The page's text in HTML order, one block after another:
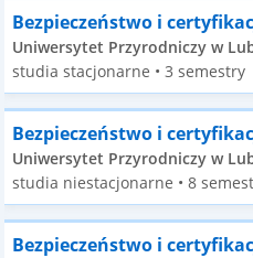
Bezpieczeństwo i
Uniwersytet Przyrodniczy w
studia stacjonarne • 3 semestry
Bezpieczeństwo i
Uniwersytet Przyrodniczy w
studia niestacjonarne • 8
Bezpieczeństwo i